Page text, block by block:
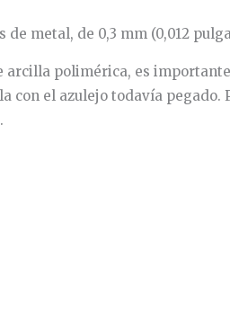
metal, de 0,3 mm (0,012
arcilla polimérica, es
el azulejo todavía